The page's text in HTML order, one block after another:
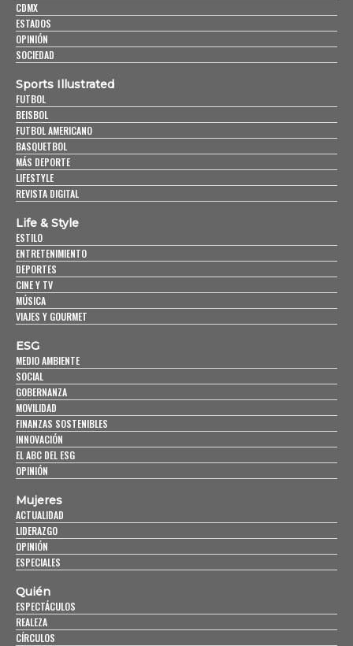
CDMX
ESTADOS
OPINIÓN
SOCIEDAD
Sports Illustrated
FUTBOL
BEISBOL
FUTBOL AMERICANO
BASQUETBOL
MÁS DEPORTE
LIFESTYLE
REVISTA DIGITAL
Life & Style
ESTILO
ENTRETENIMIENTO
DEPORTES
CINE Y TV
MÚSICA
VIAJES Y GOURMET
ESG
MEDIO AMBIENTE
SOCIAL
GOBERNANZA
MOVILIDAD
FINANZAS SOSTENIBLES
INNOVACIÓN
EL ABC DEL ESG
OPINIÓN
Mujeres
ACTUALIDAD
LIDERAZGO
OPINIÓN
ESPECIALES
Quién
ESPECTÁCULOS
REALEZA
CÍRCULOS